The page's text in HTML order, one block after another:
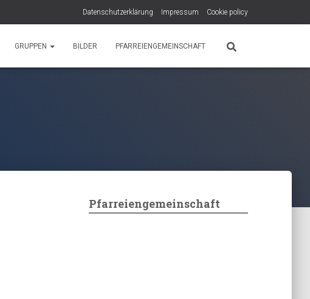
Datenschutzerklärung Impressum Cookie policy
GRUPPEN BILDER PFARREIENGEMEINSCHAFT
Pfarreiengemeinschaft